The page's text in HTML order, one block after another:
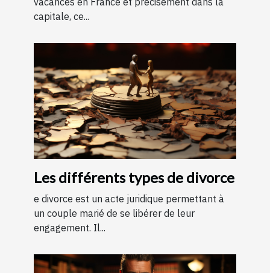
capitale, ce...
Les différents types de divorce
e divorce est un acte juridique permettant à
un couple marié de se libérer de leur
engagement. Il...